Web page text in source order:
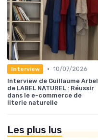
Interview • 10/07/2026
Interview de Guillaume Arbel
de LABEL NATUREL : Réussir
dans le e-commerce de
literie naturelle
Les plus lus